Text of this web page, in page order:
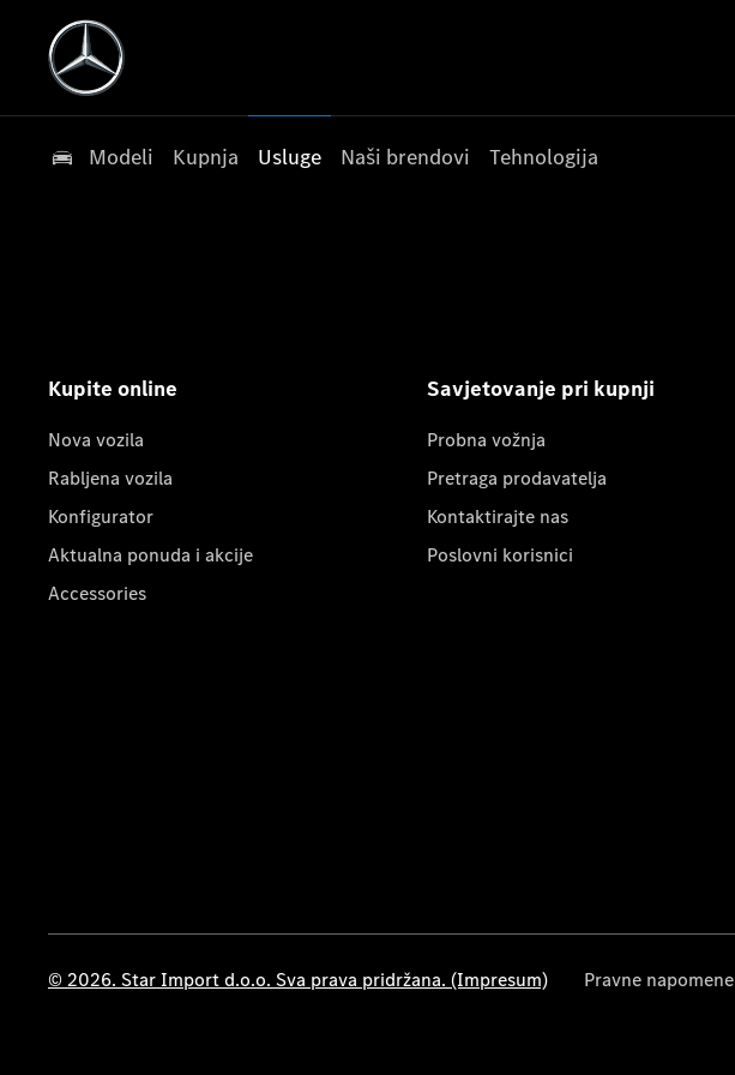
Modeli Kupnja Usluge Naši brendovi Tehnologija
Kupite online
Nova vozila
Rabljena vozila
Konfigurator
Aktualna ponuda i akcije
Accessories
Savjetovanje pri kupnji
Probna vožnja
Pretraga prodavatelja
Kontaktirajte nas
Poslovni korisnici
© 2026. Star Import d.o.o. Sva prava pridržana. (Impresum) Pravne napomene